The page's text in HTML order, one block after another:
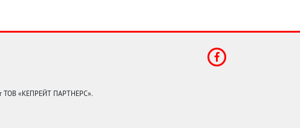
ТОВ «КЕПРЕЙТ ПАРТНЕРС».